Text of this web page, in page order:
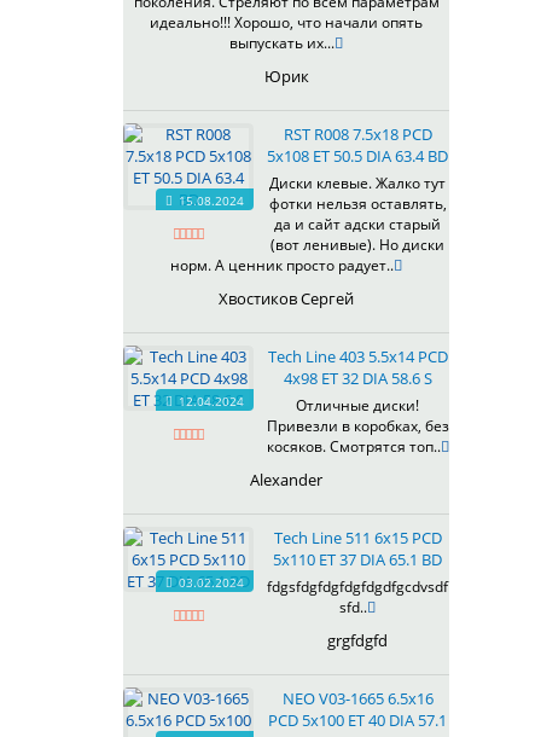
575
602
604
607
614
622
624
625
626
628
629
633
634
635
641
идеально!!! Хорошо, что начали опять
выпускать их...
Юрик
15.08.2024
RST R008 7.5x18 PCD
5x108 ET 50.5 DIA 63.4 BD
Диски клевые. Жалко тут
фотки нельзя оставлять,
да и сайт адски старый
(вот ленивые). Но диски
норм. А ценник просто радует..
Хвостиков Сергей
12.04.2024
Tech Line 403 5.5x14 PCD
4x98 ET 32 DIA 58.6 S
Отличные диски!
Привезли в коробках, без
косяков. Смотрятся топ..
Alexander
03.02.2024
Tech Line 511 6x15 PCD
5x110 ET 37 DIA 65.1 BD
fdgsfdgfdgfdgfdgdfgcdvsdf
sfd..
grgfdgfd
NEO V03-1665 6.5x16
PCD 5x100 ET 40 DIA 57.1